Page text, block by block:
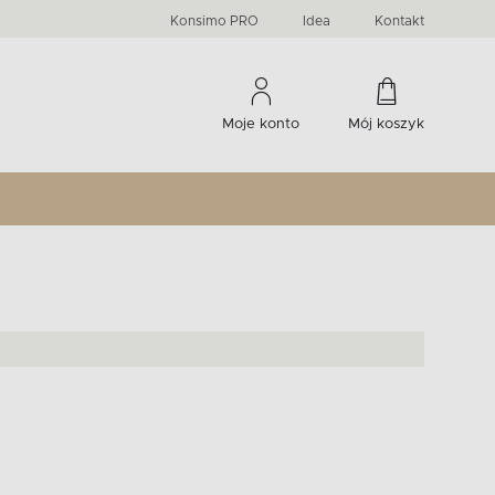
Konsimo PRO Idea Kontakt
Moje konto Mój koszyk
Komody, szafki RTV, witryny...
-33 %
Liczba produktów:60
Liczba produktów:274